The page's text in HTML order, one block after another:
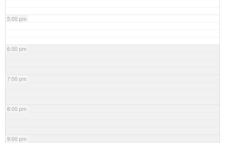
5:00 pm
6:00 pm
7:00 pm
8:00 pm
9:00 pm